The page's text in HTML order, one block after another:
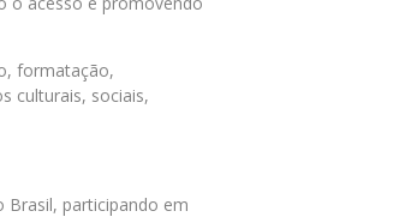
formatação,
culturais, sociais,
Brasil, participando em